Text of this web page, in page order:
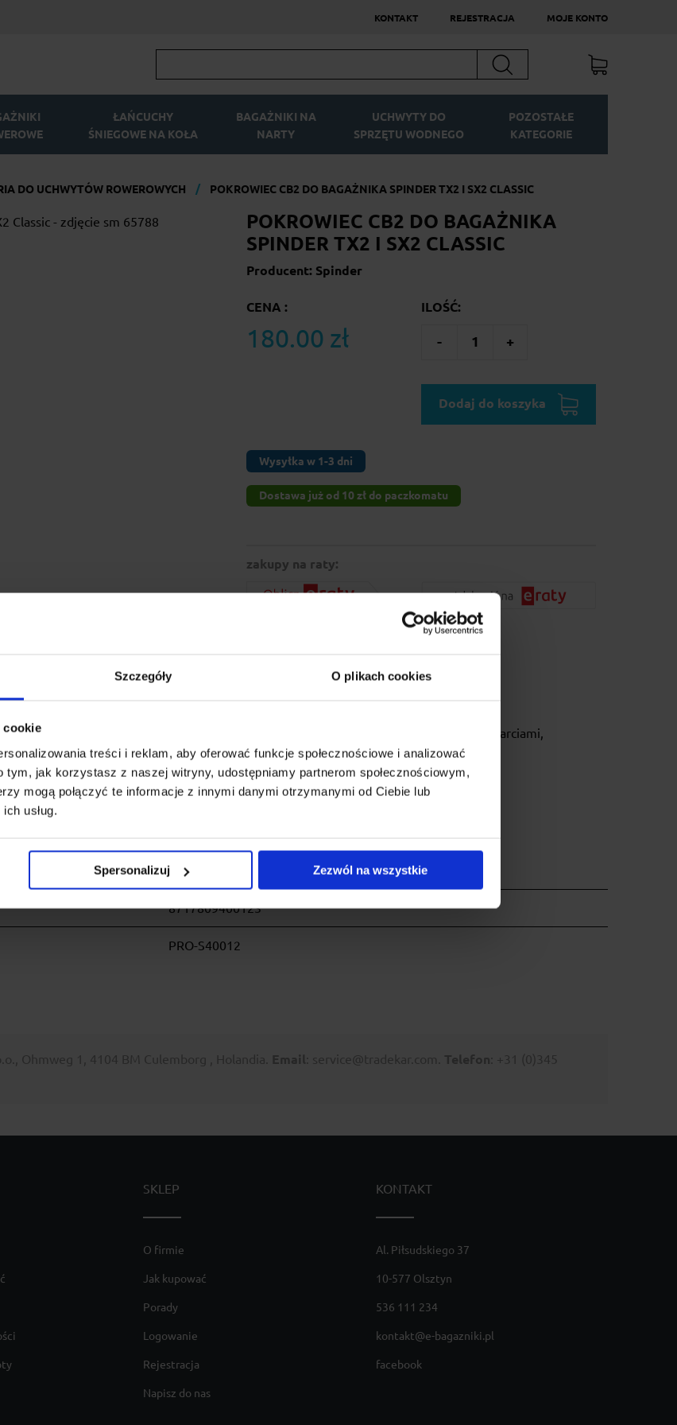
Szczegóły O plikach cookies
cookie
treści i reklam, aby oferować funkcje społecznościowe i analizować
tym, jak korzystasz z naszej witryny, udostępniamy partnerom społecznościowym,
mogą połączyć te informacje z innymi danymi otrzymanymi od Ciebie lub
usług.
Spersonalizuj Zezwól na wszystkie
KONTAKT REJESTRACJA MOJE KONTO
Szukaj
ŁAŃCUCHY
ŚNIEGOWE NA KOŁA
BAGAŻNIKI NA
NARTY
UCHWYTY DO
SPRZĘTU WODNEGO
POZOSTAŁE
KATEGORIE
DO UCHWYTÓW ROWEROWYCH POKROWIEC CB2 DO BAGAŻNIKA SPINDER TX2 I SX2 CLASSIC
POKROWIEC CB2 DO BAGAŻNIKA
SPINDER TX2 I SX2 CLASSIC
Producent: Spinder
CENA :
180.00 zł
ILOŚĆ:
- 1 +
Dodaj do koszyka
Wysyłka w 1-3 dni
Dostawa już od 10 zł do paczkomatu
zakupy na raty:
ochronę platformy przed wpływem czynników zewnętrznych - zarysowaniami, otarciami,
19447-23551
8717809400123
PRO-S40012
Ohmweg 1, 4104 BM Culemborg , Holandia. Email : service@tradekar.com. Telefon : +31 (0)345
SKLEP
O firmie
Jak kupować
Porady
Logowanie
Rejestracja
Napisz do nas
KONTAKT
Al. Piłsudskiego 37
10-577 Olsztyn
536 111 234
kontakt@e-bagazniki.pl
facebook